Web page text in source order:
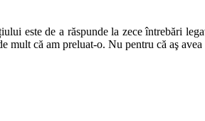
este de a răspunde la zece întrebări
mult că am preluat-o. Nu pentru că aş